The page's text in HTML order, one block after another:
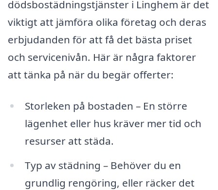
dödsbostädningstjänster i Linghem är det
viktigt att jämföra olika företag och deras
erbjudanden för att få det bästa priset
och servicenivån. Här är några faktorer
att tänka på när du begär offerter:
Storleken på bostaden – En större
lägenhet eller hus kräver mer tid och
resurser att städa.
Typ av städning – Behöver du en
grundlig rengöring, eller räcker det